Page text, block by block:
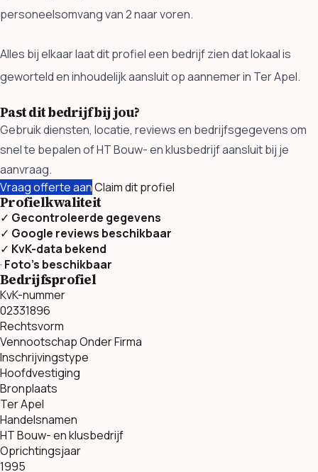
personeelsomvang van 2 naar voren.
Alles bij elkaar laat dit profiel een bedrijf zien dat lokaal is
geworteld en inhoudelijk aansluit op aannemer in Ter Apel.
Past dit bedrijf bij jou?
Gebruik diensten, locatie, reviews en bedrijfsgegevens om
snel te bepalen of HT Bouw- en klusbedrijf aansluit bij je
aanvraag.
Vraag offerte aanClaim dit profiel
Profielkwaliteit
✓ Gecontroleerde gegevens
✓ Google reviews beschikbaar
✓ KvK-data bekend
· Foto’s beschikbaar
Bedrijfsprofiel
KvK-nummer
02331896
Rechtsvorm
Vennootschap Onder Firma
Inschrijvingstype
Hoofdvestiging
Bronplaats
Ter Apel
Handelsnamen
HT Bouw- en klusbedrijf
Oprichtingsjaar
1995